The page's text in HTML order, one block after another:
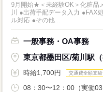
9月開始★＜未経験OK＞化粧品
川 ●出荷手配データ入力 ●FAX
ル対応 ●その他...
一般事務・OA事務
東京都墨田区/菊川駅（
時給1,700円 交通費全額支給
08：30〜12：00（実働